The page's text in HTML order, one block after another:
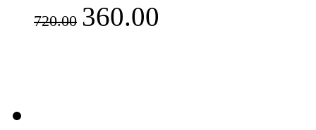
720.00 360.00